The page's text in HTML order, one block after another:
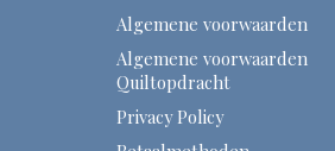
Algemene voorwaarden
Algemene voorwaarden
Quiltopdracht
Privacy Policy